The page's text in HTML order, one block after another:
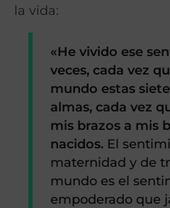
la vida:
«He vivido ese
veces, cada vez
mundo estas
almas, cada vez
mis brazos a mis
nacidos. El
maternidad y de
mundo es el
empoderado que